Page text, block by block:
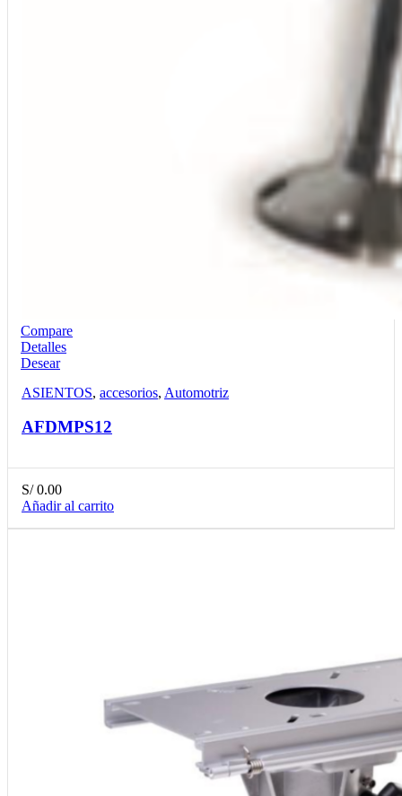
Compare
Detalles
Desear
ASIENTOS, accesorios, Automotriz
AFDMPS12
S/0.00
Añadir al carrito